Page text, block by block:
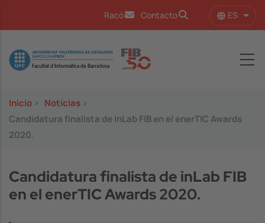
Racó Contacto ES
Image
Inicio > Notícias >
Candidatura finalista de inLab FIB en el enerTIC Awards
2020.
Candidatura finalista de inLab FIB
en el enerTIC Awards 2020.